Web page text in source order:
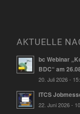
AKTUELLE
bc Webinar
BDC“ am
20. Juli 2026 -
ITCS
22. Juni 2026 -